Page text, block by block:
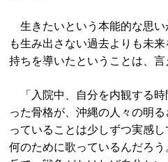
生きたいという本能的な思い
も生み出さない過去よりも未
持ちを導いたということは、言
「入院中、自分を内観する時
った骨格が、沖縄の人々の明
っていることは少しずつ実感
何のために歌っているんだろ